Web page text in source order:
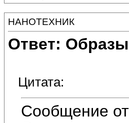
НАНОТЕХНИК
Ответ:
Цитата:
Сообщение от